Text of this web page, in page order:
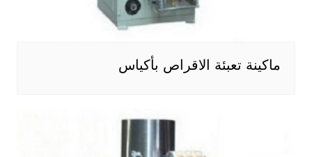
ماكينة تعبئة الاقراص بأكياس